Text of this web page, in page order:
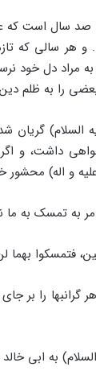
سال است که
هر سالی که
به مراد دل خود
را به ظلم
گریان شدند
داشت، و
و اله)
به تمسک به ما
فتمسکوا بهما
گرانبها را بر
به ابی